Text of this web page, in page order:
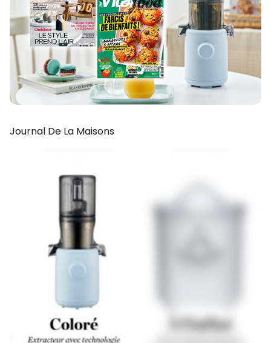
Journal De La Maisons